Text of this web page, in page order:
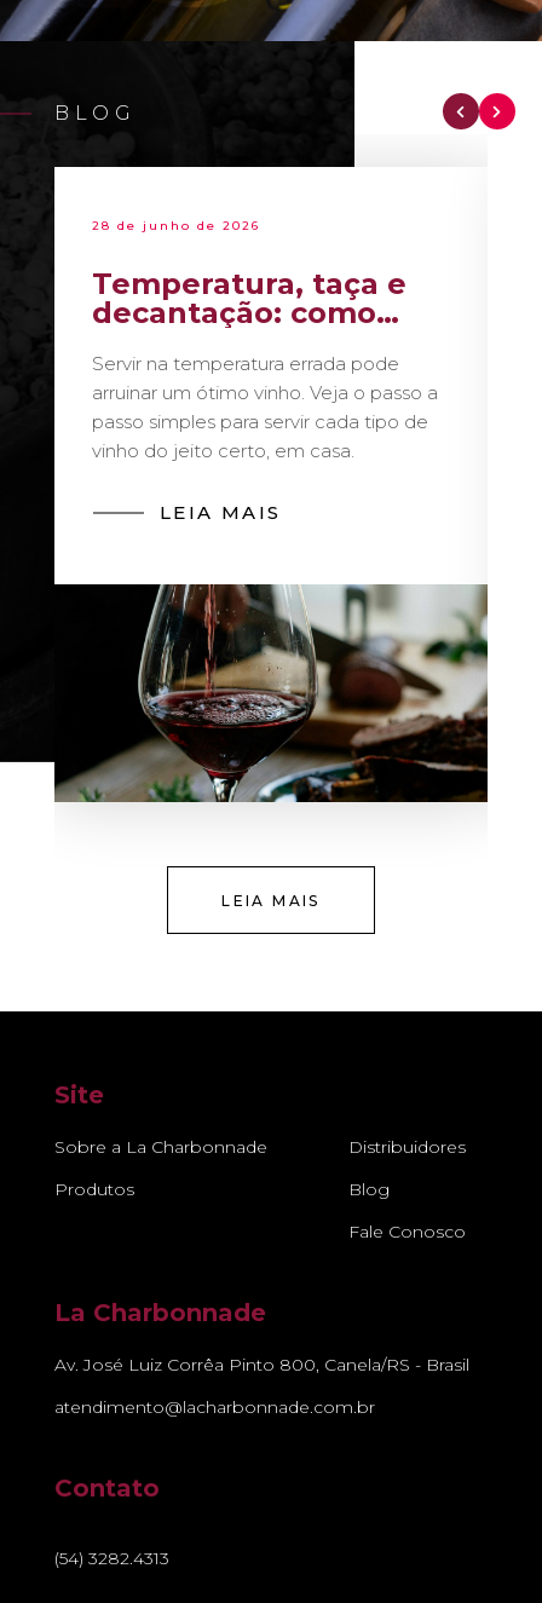
BLOG
28 de junho de 2026
Temperatura, taça e
decantação: como
sommelier
Servir na temperatura errada pode
arruinar um ótimo vinho. Veja o passo a
passo simples para servir cada tipo de
vinho do jeito certo, em casa.
LEIA MAIS
LEIA MAIS
Site
Sobre a La Charbonnade
Produtos
Distribuidores
Blog
Fale Conosco
La Charbonnade
Av. José Luiz Corrêa Pinto 800, Canela/RS - Brasil
atendimento@lacharbonnade.com.br
Contato
(54) 3282.4313